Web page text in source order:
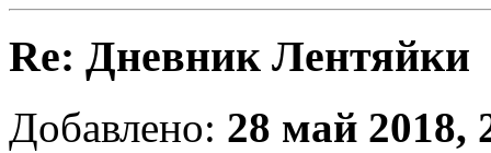
Re: Дневник Лентяйки
Добавлено: 28 май 2018,